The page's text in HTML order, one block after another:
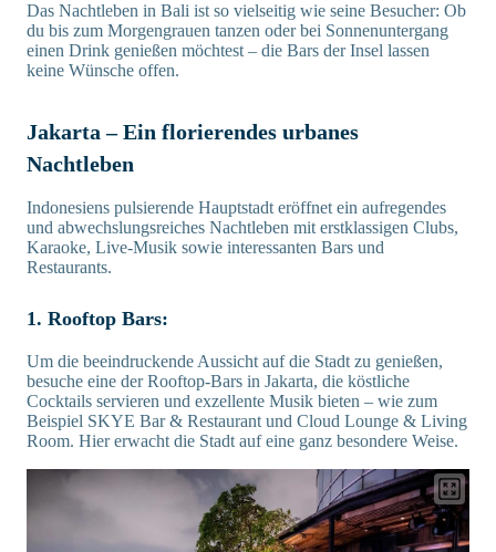
Das Nachtleben in Bali ist so vielseitig wie seine Besucher: Ob
du bis zum Morgengrauen tanzen oder bei Sonnenuntergang
einen Drink genießen möchtest – die Bars der Insel lassen
keine Wünsche offen.
Jakarta – Ein florierendes urbanes
Nachtleben
Indonesiens pulsierende Hauptstadt eröffnet ein aufregendes
und abwechslungsreiches Nachtleben mit erstklassigen Clubs,
Karaoke, Live-Musik sowie interessanten Bars und
Restaurants.
1. Rooftop Bars:
Um die beeindruckende Aussicht auf die Stadt zu genießen,
besuche eine der Rooftop-Bars in Jakarta, die köstliche
Cocktails servieren und exzellente Musik bieten – wie zum
Beispiel SKYE Bar & Restaurant und Cloud Lounge & Living
Room. Hier erwacht die Stadt auf eine ganz besondere Weise.